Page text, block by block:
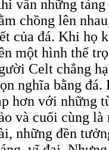
vần những tảng
chồng lên
của đá. Khi họ
một hình thể
Celt chẳng
nghĩa bằng
hơn với những
và cuối cùng là
những đền